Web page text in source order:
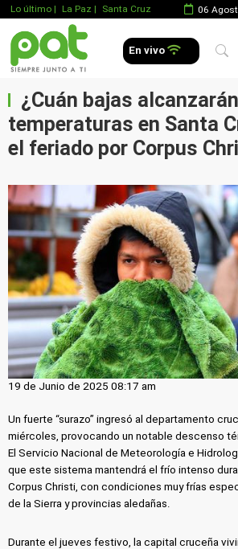
Lo último | La Paz | Santa Cruz 06
En vivo
¿Cuán bajas
temperaturas en Santa
el feriado por Corpus
19 de Junio de 2025 08:17 am
Un fuerte “surazo” ingresó al departamento
miércoles, provocando un notable descenso
El Servicio Nacional de Meteorología e
que este sistema mantendrá el frío intenso
Corpus Christi, con condiciones muy frías
de la Sierra y provincias aledañas.
Durante el jueves festivo, la capital cruceña